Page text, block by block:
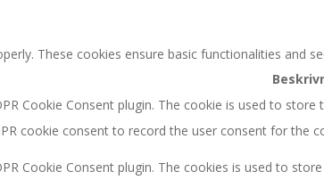
These cookies ensure basic functionalities and
Cookie Consent plugin. The cookie is used to
cookie consent to record the user consent for the
Cookie Consent plugin. The cookies is used to